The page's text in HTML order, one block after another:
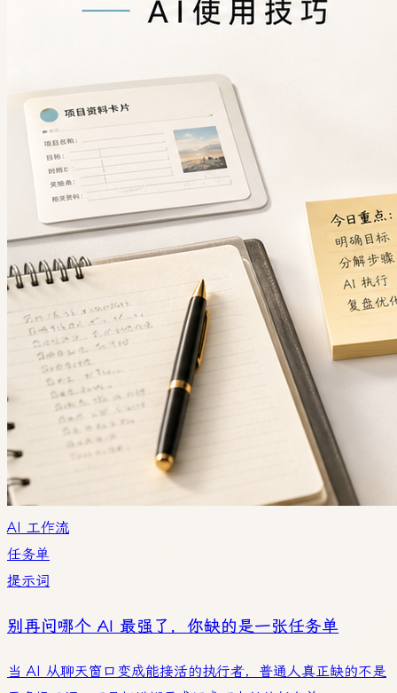
AI 工作流
任务单
提示词
别再问哪个 AI 最强了，你缺的是一张任务单
当 AI 从聊天窗口变成能接活的执行者，普通人真正缺的不是